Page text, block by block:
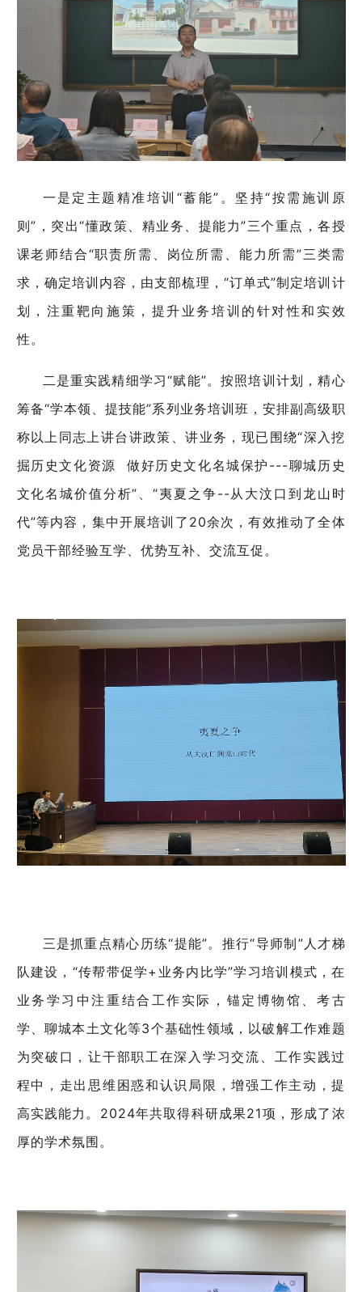
一是定主题精准培训“蓄能”。坚持“按需施训原
则”，突出“懂政策、精业务、提能力”三个重点，各授
课老师结合“职责所需、岗位所需、能力所需”三类需
求，确定培训内容，由支部梳理，“订单式”制定培训计
划，注重靶向施策，提升业务培训的针对性和实效
性。
二是重实践精细学习“赋能”。按照培训计划，精心
筹备“学本领、提技能”系列业务培训班，安排副高级职
称以上同志上讲台讲政策、讲业务，现已围绕“深入挖
掘历史文化资源 做好历史文化名城保护---聊城历史
文化名城价值分析”、“夷夏之争--从大汶口到龙山时
代”等内容，集中开展培训了20余次，有效推动了全体
党员干部经验互学、优势互补、交流互促。
三是抓重点精心历练“提能”。推行“导师制”人才梯
队建设，“传帮带促学+业务内比学”学习培训模式，在
业务学习中注重结合工作实际，锚定博物馆、考古
学、聊城本土文化等3个基础性领域，以破解工作难题
为突破口，让干部职工在深入学习交流、工作实践过
程中，走出思维困惑和认识局限，增强工作主动，提
高实践能力。2024年共取得科研成果21项，形成了浓
厚的学术氛围。